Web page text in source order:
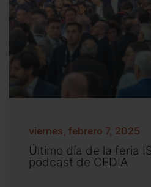
viernes, febrero 7, 2025
Último día de la feria
podcast de CEDIA